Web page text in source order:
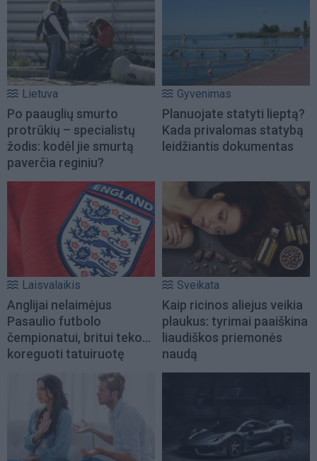
Lietuva
Po paauglių smurto
protrūkių – specialistų
žodis: kodėl jie smurtą
paverčia reginiu?
Gyvenimas
Planuojate statyti lieptą?
Kada privalomas statybą
leidžiantis dokumentas
Laisvalaikis
Anglijai nelaimėjus
Pasaulio futbolo
čempionatui, britui teko...
koreguoti tatuiruotę
Sveikata
Kaip ricinos aliejus veikia
plaukus: tyrimai paaiškina
liaudiškos priemonės
naudą